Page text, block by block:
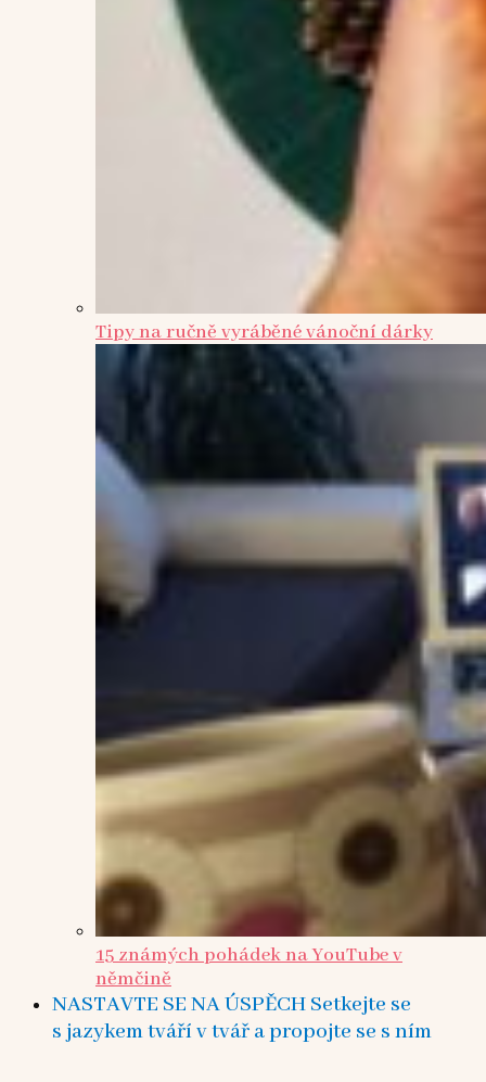
Tipy na ručně vyráběné vánoční dárky
15 známých pohádek na YouTube v
němčině
NASTAVTE SE NA ÚSPĚCH Setkejte se
s jazykem tváří v tvář a propojte se s ním